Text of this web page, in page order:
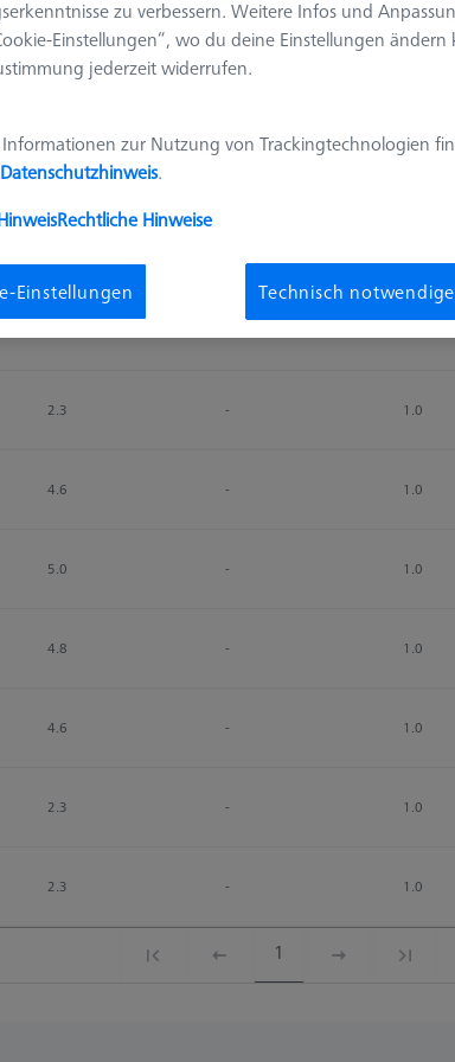
Messlänge (ML)
Messlänge (ML)
2.3 - 1.0
4.6 - 1.0
5.0 - 1.0
4.8 - 1.0
4.6 - 1.0
2.3 - 1.0
2.3 - 1.0
1
zu verbessern. Weitere Infos und
Einstellungen“, wo du deine Einstellungen
jederzeit widerrufen.
zur Nutzung von Trackingtechnologien
Datenschutzhinweis.
Rechtliche Hinweise
Einstellungen Technisch notwendige